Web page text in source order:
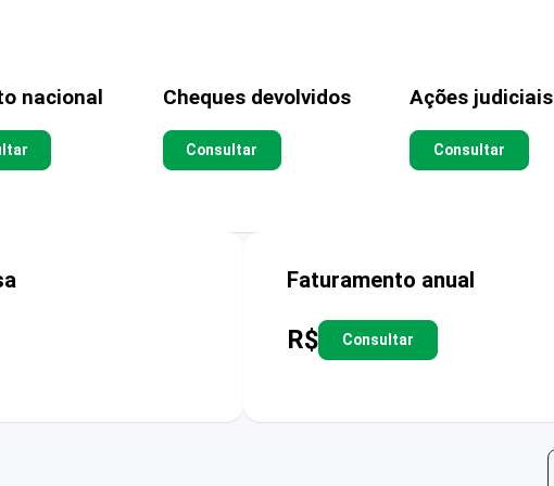
nacional Cheques devolvidos
Consultar
Ações judiciais
Consultar
Faturamento anual
R$ Consultar